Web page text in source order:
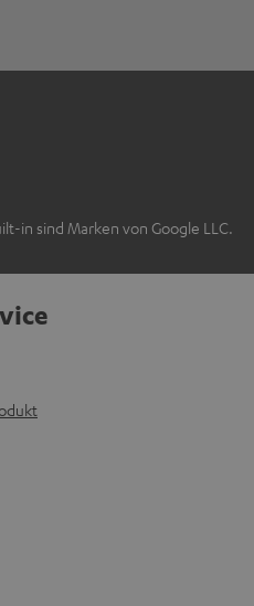
in sind Marken von Google LLC.